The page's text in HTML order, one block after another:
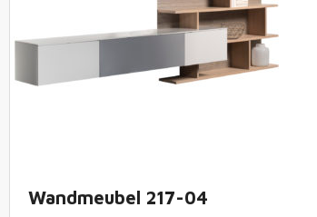
Wandmeubel 217-04